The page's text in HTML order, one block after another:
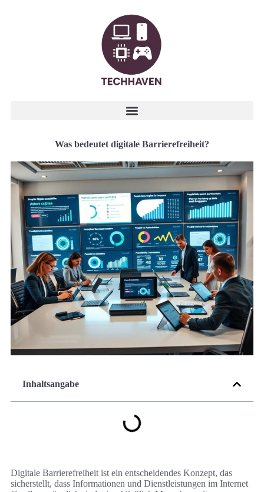
Was bedeutet digitale Barrierefreiheit?
Inhaltsangabe
Digitale Barrierefreiheit ist ein entscheidendes Konzept, das
sicherstellt, dass Informationen und Dienstleistungen im Internet